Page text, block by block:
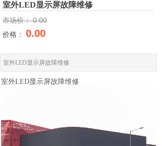
室外LED显示屏故障维修
市场价： 0.00
价格： 0.00
室外LED显示屏故障维修
室外LED显示屏故障维修